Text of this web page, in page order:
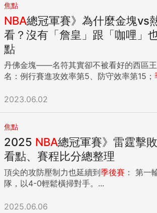
焦點
NBA總冠軍賽》為什麼金塊vs
看？沒有「詹皇」跟「咖哩」
點
丹佛金塊——名符其實卻不被看好的西區王者 （球隊攻
名：例行賽進攻效率第5、防守效率第15；
2023.06.02
焦點
2025 NBA總冠軍賽》雷霆擊
看點、賽程比分總整理
頂尖的攻防壓制力也延續到季後賽 ： 第一輪對戰曼非斯灰熊
隊，以4-0輕鬆橫掃對手。...
2025.06.06